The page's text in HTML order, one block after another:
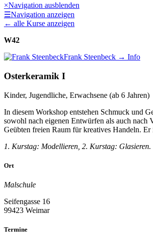
×Navigation ausblenden
☰Navigation anzeigen
← alle Kurse anzeigen
W42
Frank Steenbeck → Info
Osterkeramik I
Kinder, Jugendliche, Erwachsene (ab 6 Jahren)
In diesem Workshop entstehen Schmuck und
sowohl nach eigenen Entwürfen als auch nach
Geübten freien Raum für kreatives Handeln.
1. Kurstag: Modellieren, 2. Kurstag: Glasieren.
Ort
Malschule
Seifengasse 16
99423 Weimar
Termine